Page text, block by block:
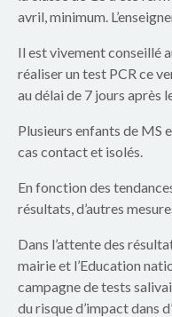
p
a
r
e
n
t
s
d
avril, minimum.
Il est vivement conseillé
réaliser un test PCR ce
au délai de 7 jours après
Plusieurs enfants de MS
cas contact et isolés.
En fonction des
résultats, d’autres
Dans l’attente des
mairie et l’Education
campagne de tests
du risque d’impact dans